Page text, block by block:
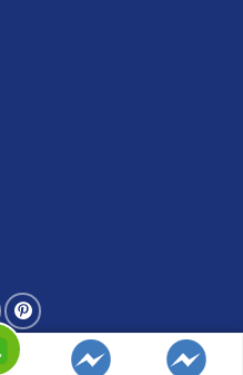
Alaskavietnam.org